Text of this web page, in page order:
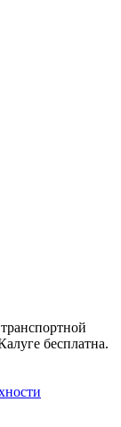
бесплатна.